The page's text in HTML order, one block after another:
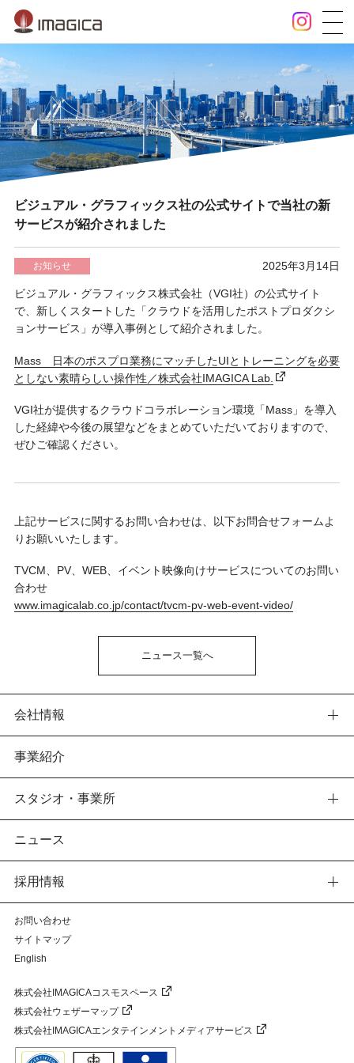
ビジュアル・グラフィックス社の公式サイトで当社の新
サービスが紹介されました
お知らせ 2025年3月14日
ビジュアル・グラフィックス株式会社（VGI社）の公式サイト
で、新しくスタートした「クラウドを活用したポストプロダクシ
ョンサービス」が導入事例として紹介されました。
Mass 日本のポスプロ業務にマッチしたUIとトレーニングを必要
としない素晴らしい操作性／株式会社IMAGICA Lab.
VGI社が提供するクラウドコラボレーション環境「Mass」を導入
した経緯や今後の展望などをまとめていただいておりますので、
ぜひご確認ください。
上記サービスに関するお問い合わせは、以下お問合せフォームよ
りお願いいたします。
TVCM、PV、WEB、イベント映像向けサービスについてのお問い
合わせ
www.imagicalab.co.jp/contact/tvcm-pv-web-event-video/
ニュース一覧へ
会社情報
事業紹介
スタジオ・事業所
ニュース
採用情報
お問い合わせ
サイトマップ
English
株式会社IMAGICAコスモスペース
株式会社ウェザーマップ
株式会社IMAGICAエンタテインメントメディアサービス